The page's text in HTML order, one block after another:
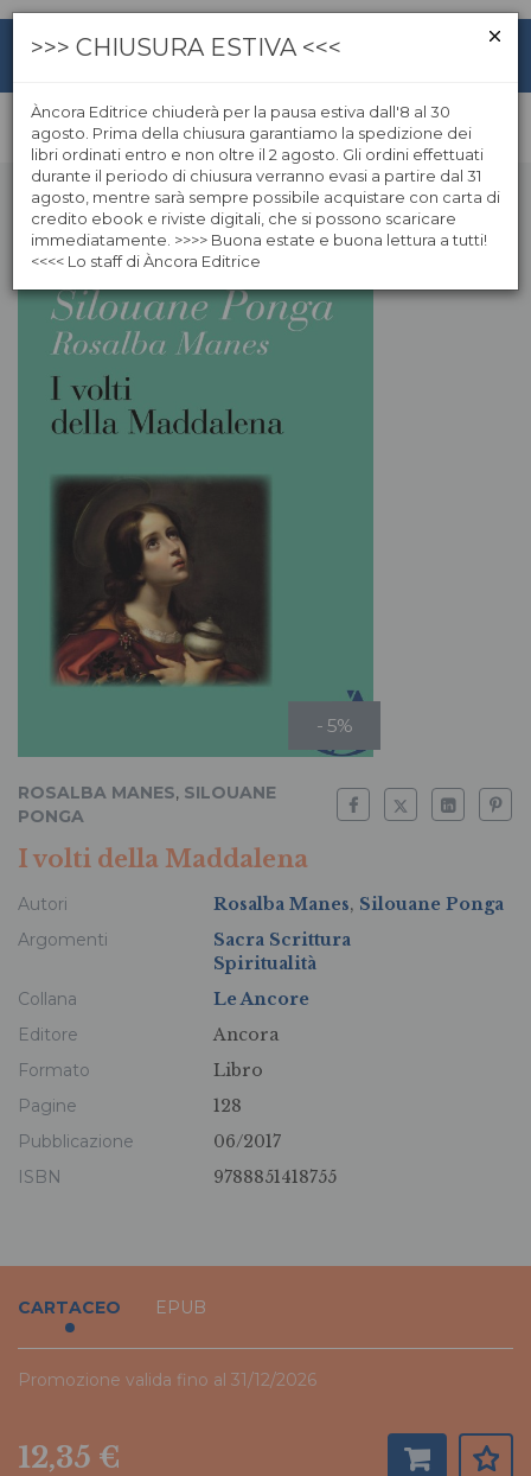
- 5%
ROSALBA MANES, SILOUANE
PONGA
I volti della Maddalena
Autori Rosalba Manes, Silouane Ponga
Argomenti
Sacra Scrittura
Spiritualità
Collana
Le Ancore
Editore
Ancora
Formato
Libro
Pagine
128
Pubblicazione
06/2017
ISBN
9788851418755
CARTACEO EPUB
Promozione valida fino al 31/12/2026
12,35 €
>>> CHIUSURA ESTIVA <<<
Àncora Editrice chiuderà per la pausa estiva dall'8 al 30
agosto. Prima della chiusura garantiamo la spedizione dei
libri ordinati entro e non oltre il 2 agosto. Gli ordini effettuati
durante il periodo di chiusura verranno evasi a partire dal 31
agosto, mentre sarà sempre possibile acquistare con carta di
credito ebook e riviste digitali, che si possono scaricare
immediatamente. >>>> Buona estate e buona lettura a tutti!
<<<< Lo staff di Àncora Editrice